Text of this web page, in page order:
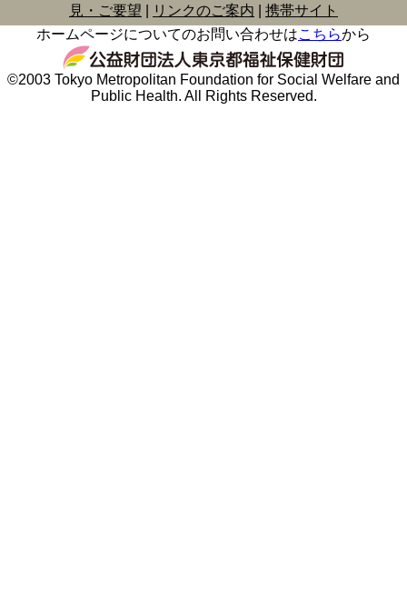
見・ご要望
リンクのご案内
携帯サイト
ホームページについてのお問い合わせはこちらから
©2003 Tokyo Metropolitan Foundation for Social Welfare and
Public Health. All Rights Reserved.